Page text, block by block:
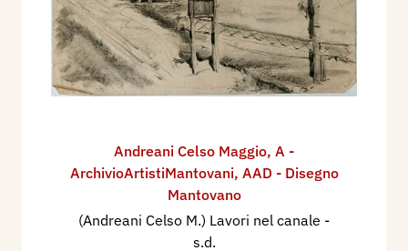
Andreani Celso Maggio, A -
ArchivioArtistiMantovani, AAD - Disegno
Mantovano
(Andreani Celso M.) Lavori nel canale -
s.d.